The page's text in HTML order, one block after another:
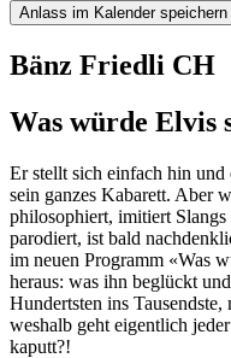
Anlass im Kalender speichern
Bänz Friedli CH
Was würde Elvis
Er stellt sich einfach hin
sein ganzes Kabarett. Aber
philosophiert, imitiert
parodiert, ist bald
im neuen Programm «Was
heraus: was ihn beglückt
Hundertsten ins
weshalb geht eigentlich
kaputt?!